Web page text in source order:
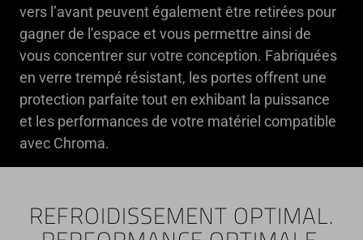
vers l’avant peuvent également être retirées pour
gagner de l’espace et vous permettre ainsi de
vous concentrer sur votre conception. Fabriquées
en verre trempé résistant, les portes offrent une
protection parfaite tout en exhibant la puissance
et les performances de votre matériel compatible
avec Chroma.
REFROIDISSEMENT OPTIMAL.